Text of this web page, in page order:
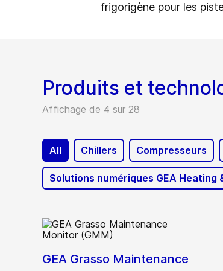
frigorigène pour les
Produits et
Affichage de 4 sur 28
All Chillers Compresseurs
Solutions numériques GEA
GEA Grasso Maintenance